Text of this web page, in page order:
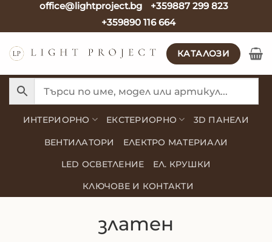
office@lightproject.bg
+359887 299 823
+359890 116 664
КАТАЛОЗИ
ИНТЕРИОРНО ЕКСТЕРИОРНО 3D ПАНЕЛИ
ВЕНТИЛАТОРИ ЕЛЕКТРО МАТЕРИАЛИ
LED ОСВЕТЛЕНИЕ ЕЛ. КРУШКИ
КЛЮЧОВЕ И КОНТАКТИ
златен